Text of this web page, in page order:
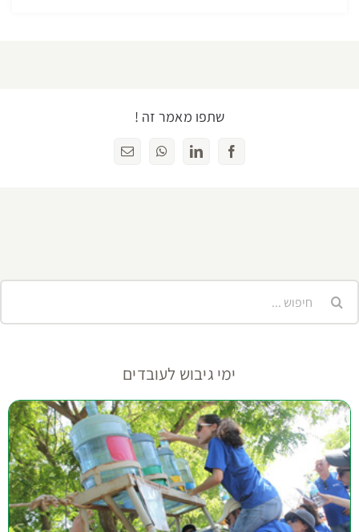
שתפו מאמר זה !
Facebook
LinkedIn
WhatsAppכתובת
ימי גיבוש לעובדים